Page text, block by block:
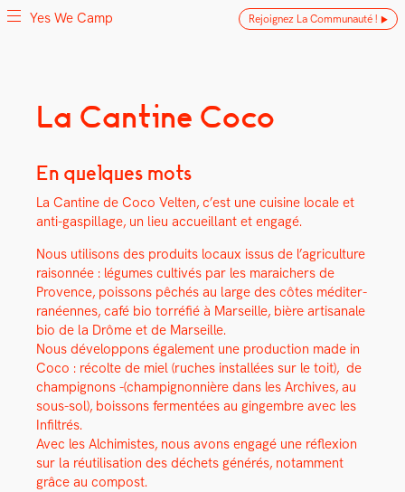
Yes We Camp
Utilisation inventive des espaces disponibles
La Cantine Coco
En quelques mots
La Can­tine de Coco Vel­ten, c’est une cui­sine locale et
anti-gaspillage, un lieu accueil­lant et engagé.
Nous util­isons des pro­duits locaux issus de l’agriculture
raison­née : légumes cul­tivés par les maraich­ers de
Provence, pois­sons pêchés au large des côtes méditer­
ranéennes, café bio tor­ré­fié à Mar­seille, bière arti­sanale
bio de la Drôme et de Mar­seille.
Nous dévelop­pons égale­ment une pro­duc­tion made in
Coco : récolte de miel (ruch­es instal­lées sur le toit), de
champignons -(champignon­nière dans les Archives, au
sous-sol), bois­sons fer­men­tées au gin­gem­bre avec les
Infil­trés.
Avec les Alchimistes, nous avons engagé une réflex­ion
sur la réu­til­i­sa­tion des déchets générés, notam­ment
grâce au com­post.
Yes We Camp Rejoignez La Communauté !